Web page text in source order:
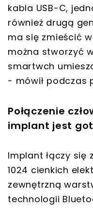
kabla USB-C,
również drugą
ma się zmieścić
można stworzyć
smartwch
- mówił podczas
Połączenie
implant jest
Implant łączy się
1024 cienkich
zewnętrzną
technologii